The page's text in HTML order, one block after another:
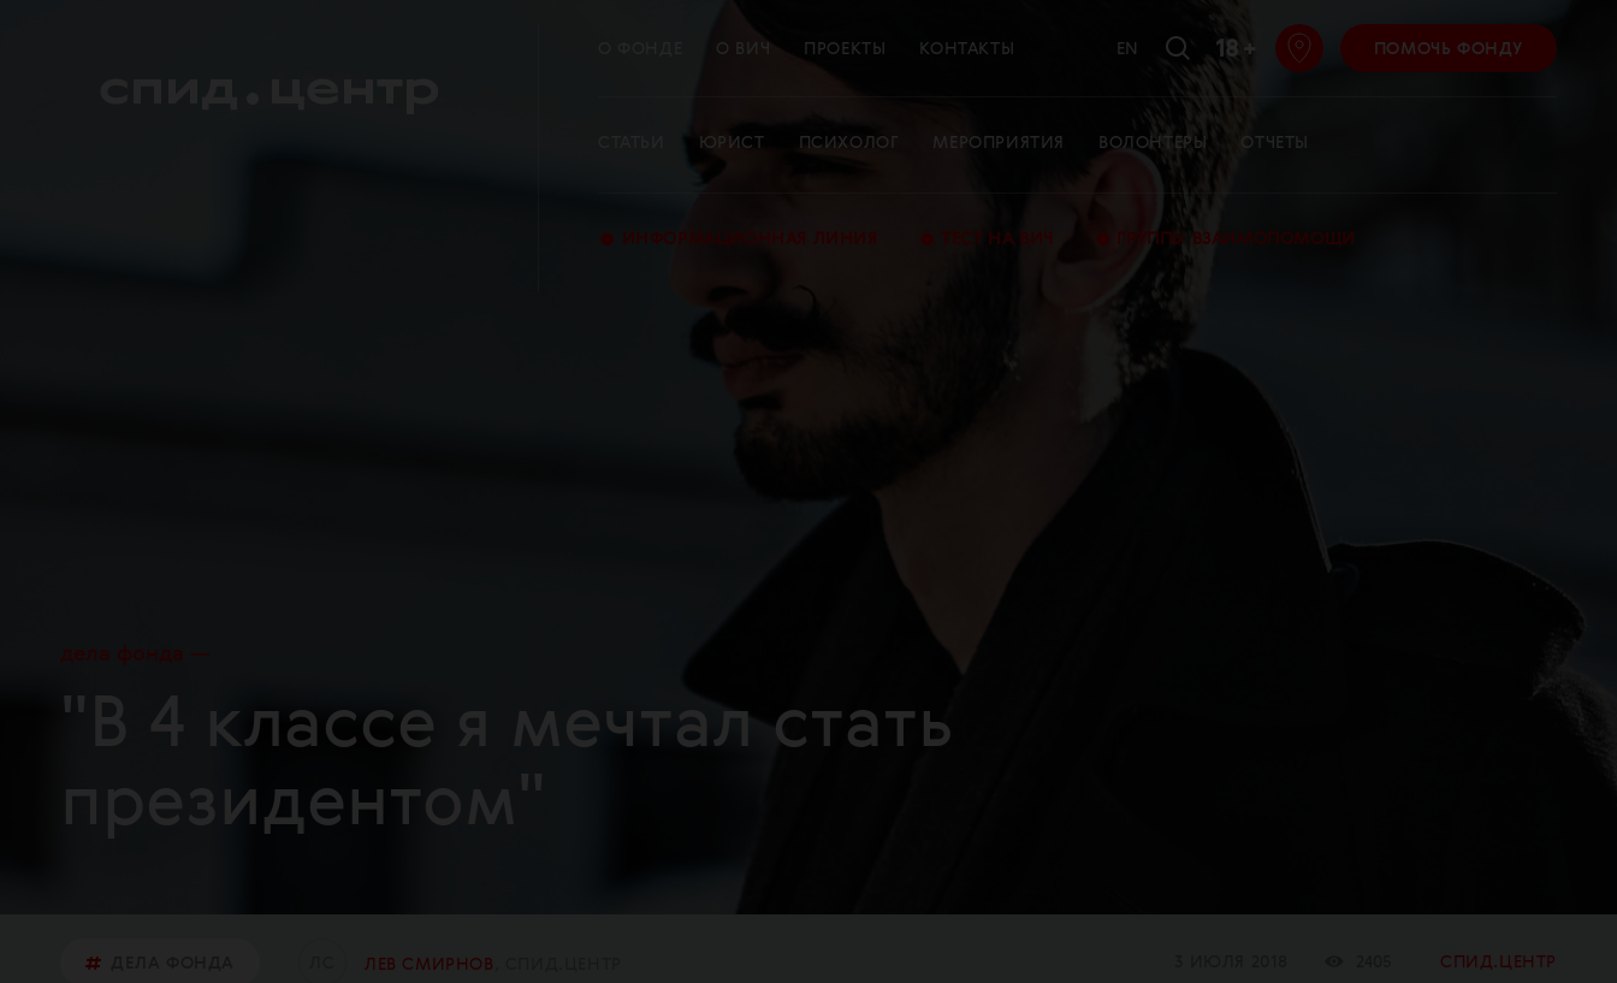
О ВИЧ ПРОЕКТЫ КОНТАКТЫ
ЮРИСТ ПСИХОЛОГ МЕРОПРИЯТИЯ ВОЛОНТЕРЫ ОТЧЕТЫ
• ИНФОРМАЦИОННАЯ ЛИНИЯ ТЕСТ НА ВИЧ ГРУППЫ ВЗАИМОПОМОЩИ
EN 18 + ПОМОЧЬ ФОНДУ
дела фонда
"В 4 классе я мечтал стать
президентом"
ЛЕВ СМИРНОВ СПИД.ЦЕНТР